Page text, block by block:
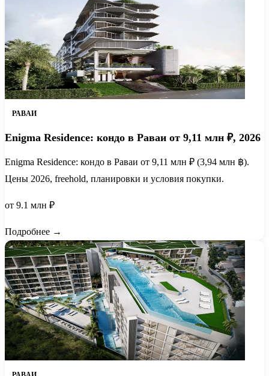
РАВАИ
Enigma Residence: кондо в Раваи от 9,11 млн ₽, 2026
Enigma Residence: кондо в Раваи от 9,11 млн ₽ (3,94 млн ฿).
Цены 2026, freehold, планировки и условия покупки.
от 9.1 млн ₽
Подробнее →